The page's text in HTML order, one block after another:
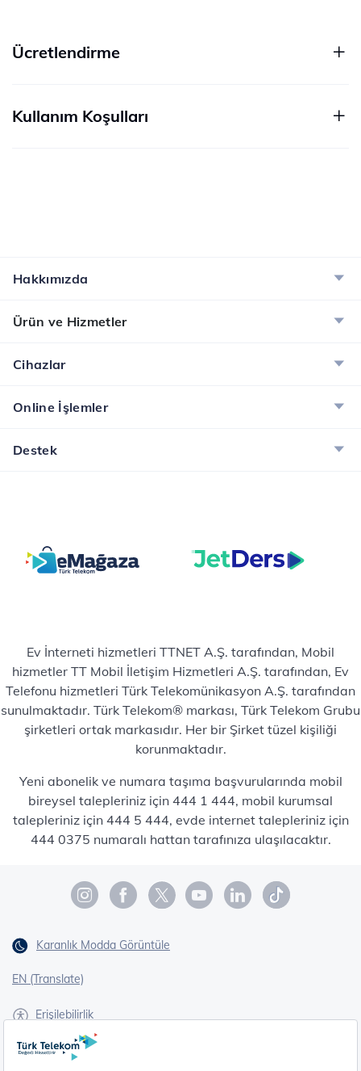
Ücretlendirme
Kullanım Koşulları
Hakkımızda
Ürün ve Hizmetler
Cihazlar
Online İşlemler
Destek
Ev İnterneti hizmetleri TTNET A.Ş. tarafından, Mobil
hizmetler TT Mobil İletişim Hizmetleri A.Ş. tarafından, Ev
Telefonu hizmetleri Türk Telekomünikasyon A.Ş. tarafından
sunulmaktadır. Türk Telekom® markası, Türk Telekom Grubu
şirketleri ortak markasıdır. Her bir Şirket tüzel kişiliği
korunmaktadır.
Yeni abonelik ve numara taşıma başvurularında mobil
bireysel talepleriniz için 444 1 444, mobil kurumsal
talepleriniz için 444 5 444, evde internet talepleriniz için
444 0375 numaralı hattan tarafınıza ulaşılacaktır.
Karanlık Modda Görüntüle
EN (Translate)
Erişilebilirlik
İşaret Dili Çevirisi